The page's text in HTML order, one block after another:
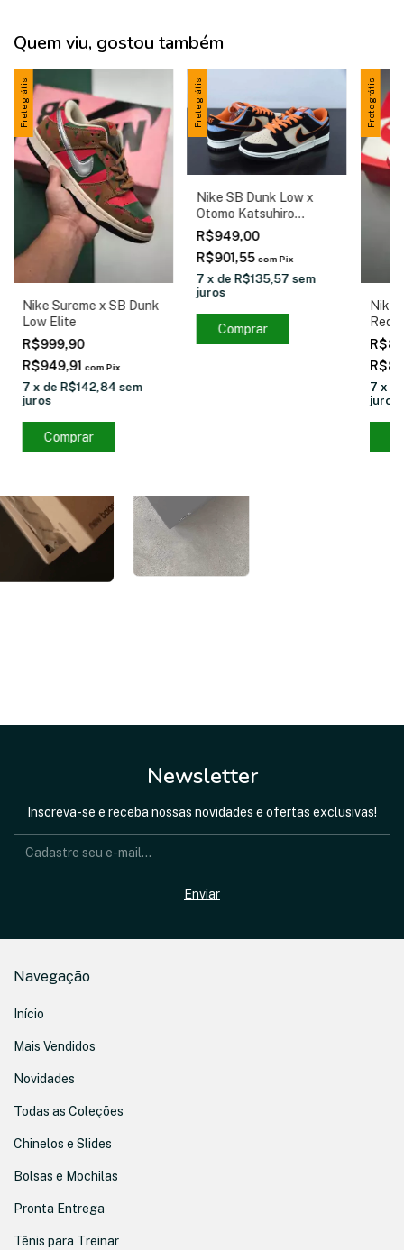
Quem viu, gostou também
Frete grátis
Nike Sureme x SB Dunk
Low Elite
R$999,90
R$949,91 com Pix
7 x de R$142,84 sem
juros
Comprar
Frete grátis
Nike SB Dunk Low x
Otomo Katsuhiro
"Steamboy OST"
R$949,00
R$901,55 com Pix
7 x de R$135,57 sem
juros
Comprar
Frete grátis
Nike
Red
7 x
juros
Newsletter
Inscreva-se e receba nossas novidades e ofertas exclusivas!
Navegação
Início
Mais Vendidos
Novidades
Todas as Coleções
Chinelos e Slides
Bolsas e Mochilas
Pronta Entrega
Tênis para Treinar